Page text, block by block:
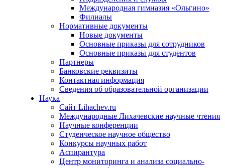
Международная гимназия «Ольгино»
Филиалы
Нормативные документы
Новые документы
Основные приказы для сотрудников
Основные приказы для студентов
Партнеры
Банковские реквизиты
Контактная информация
Сведения об образовательной организации
Наука
Сайт Lihachev.ru
Международные Лихачевские научные чтения
Научные конференции
Студенческое научное общество
Конкурсы научных работ
Аспирантура
Центр мониторинга и анализа социально-